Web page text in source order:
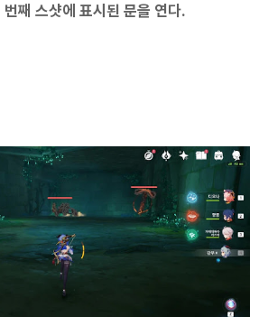
째 스샷에 표시된 문을 연다.